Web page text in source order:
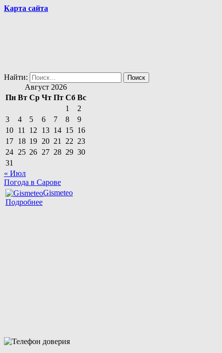
Карта сайта
Найти:
Август 2026
Пн Вт Ср Чт Пт Сб Вс
1
2
3
4 5 6 7 8
9
10 11 12 13 14 15 16
17 18 19 20 21 22 23
24 25 26 27 28 29 30
31
« Июл
Погода в Сарове
Gismeteo
Подробнее